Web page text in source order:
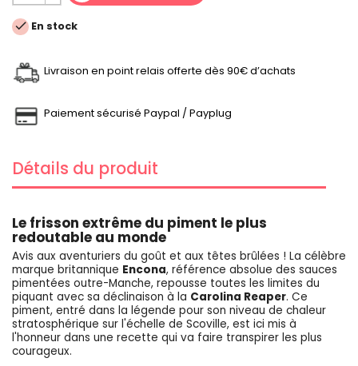
 En stock
Livraison en point relais offerte dès 90€ d’achats
Paiement sécurisé Paypal / Payplug
Détails du produit
Le frisson extrême du piment le plus
redoutable au monde
Avis aux aventuriers du goût et aux têtes brûlées ! La célèbre
marque britannique Encona, référence absolue des sauces
pimentées outre-Manche, repousse toutes les limites du
piquant avec sa déclinaison à la Carolina Reaper. Ce
piment, entré dans la légende pour son niveau de chaleur
stratosphérique sur l'échelle de Scoville, est ici mis à
l'honneur dans une recette qui va faire transpirer les plus
courageux.